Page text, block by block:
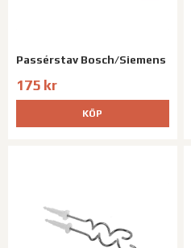
Passérstav Bosch/Siemens
175 kr
KÖP